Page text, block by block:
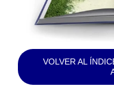
VOLVER AL